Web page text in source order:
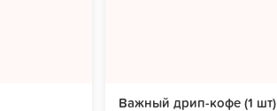
Важный дрип-кофе (1 шт)